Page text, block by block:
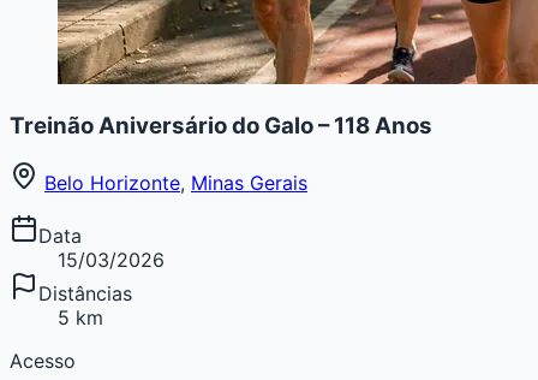
Treinão Aniversário do Galo – 118 Anos
Belo Horizonte, Minas Gerais
Data
15/03/2026
Distâncias
5 km
Acesso